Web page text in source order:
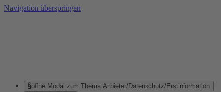
Navigation überspringen
öffne Modal zum Thema Anbieter/Datenschutz/Erstinformation